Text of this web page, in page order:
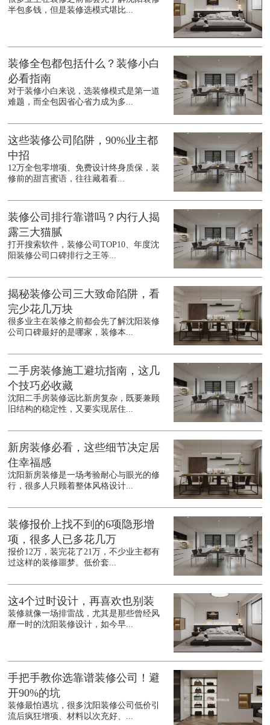
半包多钱，但是装修选模式堪比...
装修全包都包括什么？装修小白
必看指南
对于装修小白来说，选装修模式是第一道
难题，而全包因省心省力成为多...
这些装修公司陷阱，90%业主都
中招
12万全包零增项、免费设计终身质保，装
修前的甜言蜜语，往往藏着看...
装修公司排行靠谱吗？内行人揭
露三大猫腻
打开搜索软件，装修公司TOP10、年度沈
阳装修公司口碑排行之王等...
揭秘装修公司三大致命陷阱，看
完少花几万块
很多业主在装修之前都会先了解沈阳装修
公司口碑最好的是哪家，装修本...
二手房装修施工避坑指南，这几
个技巧必收藏
沈阳二手房装修远比新房复杂，既要兼顾
旧结构的稳定性，又要实现居住...
新房装修必看，这些细节决定居
住幸福感
沈阳新房装修是一场考验耐心与眼光的修
行，很多人只顾着整体风格设计...
装修报价上找不到的6项隐形增
项，很多人已多花几万
报价12万，装完花了21万，不少业主都有
过这样的装修噩梦。低价套...
这4个过时设计，再喜欢也别装
装修就像一场排雷战，尤其是那些曾经风
靡一时的沈阳装修设计，如今早...
手把手教你选靠谱装修公司！避
开90%的坑
装修最怕遇坑，很多沈阳装修公司低价引
流后疯狂增项、材料以次充好、...